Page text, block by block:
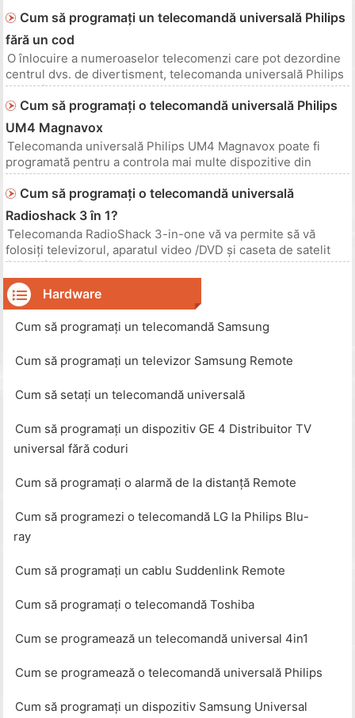
Cum să programați un telecomandă universală Philips
fără un cod
O înlocuire a numeroaselor telecomenzi care pot dezordine
centrul dvs. de divertisment, telecomanda universală Philips
poate fi utilizată simultan cu toate dispozitivele dvs. Puteți să
programați telecomanda și să accesați televizorul, aparatul
video, DVD playerul și stereo-ul dintr-o telecomandă, e
Cum să programați o telecomandă universală Philips
UM4 Magnavox
Telecomanda universală Philips UM4 Magnavox poate fi
programată pentru a controla mai multe dispozitive din
gospodăria dumneavoastră. De exemplu, puteți programa
telecomanda pentru a vă controla televizorul, DVD playerul și
playerul CD. Acest lucru este avantajos pentru dvs. deoarece
puteți controla
Cum să programați o telecomandă universală
Radioshack 3 în 1?
Telecomanda RadioShack 3-in-one vă va permite să vă
folosiți televizorul, aparatul video /DVD și caseta de satelit
/cablu fără a fi nevoie de separat dispozitive. Telecomanda
RadioShack 3-in-one servește și ca înlocuitor adecvat dacă
telecomanda originală pentru televizor, DVD player /VCR,
cablu /sa
Hardware
Cum să programați un telecomandă Samsung
Cum să programați un televizor Samsung Remote
Cum să setați un telecomandă universală
Cum să programați un dispozitiv GE 4 Distribuitor TV
universal fără coduri
Cum să programați o alarmă de la distanță Remote
Cum să programezi o telecomandă LG la Philips Blu-
ray
Cum să programați un cablu Suddenlink Remote
Cum să programați o telecomandă Toshiba
Cum se programează un telecomandă universal 4in1
Cum se programează o telecomandă universală Philips
Cum să programați un dispozitiv Samsung Universal